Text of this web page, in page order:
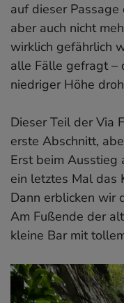
auf dieser
aber auch nicht
wirklich gefährlich
alle Fälle gefragt –
niedriger Höhe
Dieser Teil der Via
erste Abschnitt,
Erst beim Ausstieg
ein letztes Mal das
Dann erblicken wir
Am Fußende der
kleine Bar mit